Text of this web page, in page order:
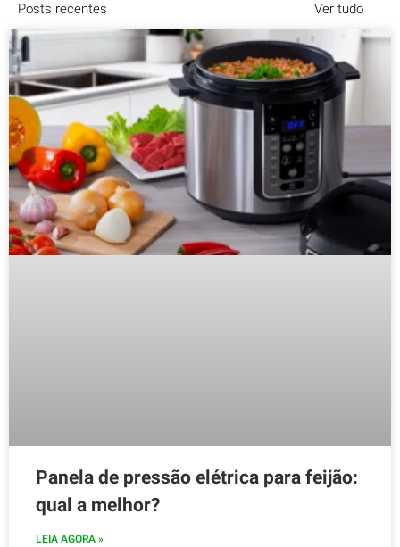
Posts recentes Ver tudo
Panela de pressão elétrica para feijão:
qual a melhor?
LEIA AGORA »